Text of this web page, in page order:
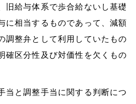
旧給与体系で歩合給ないし基礎
に相当するものであって、減額
調整弁として利用していたもの
確区分性及び対価性を欠くもの
当と調整手当に関する判断につ